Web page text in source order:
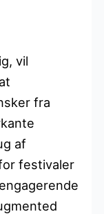
vil
fra
af
festivaler